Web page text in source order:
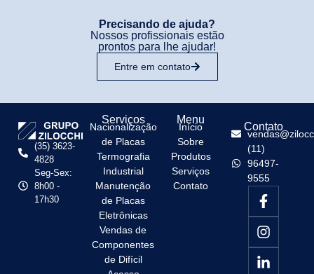
Precisando de ajuda?
Nossos profissionais estão
prontos para lhe ajudar!
Entre em contato
(35) 3623-
4828
Seg-Sex:
8h00 -
17h30
Serviços
Nacionalização
de Placas
Termografia
Industrial
Manutenção
de Placas
Eletrônicas
Vendas de
Componentes
de Difícil
Menu
Início
Sobre
Produtos
Serviços
Contato
Contato
(11)
96497-
9555